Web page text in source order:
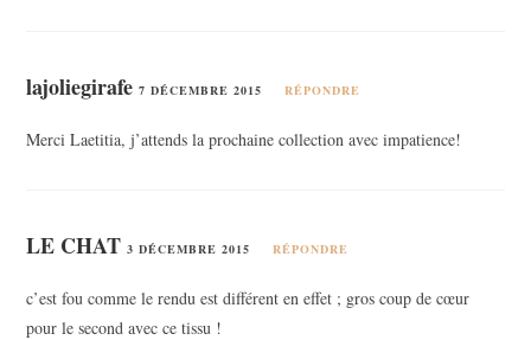
lajoliegirafe 7 DÉCEMBRE 2015 RÉPONDRE
Merci Laetitia, j’attends la prochaine collection avec impatience!
LE CHAT 3 DÉCEMBRE 2015 RÉPONDRE
c’est fou comme le rendu est différent en effet ; gros coup de cœur
pour le second avec ce tissu !